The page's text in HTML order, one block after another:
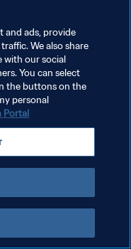
سياسة الخصوصية
إدارة تفضيلات ملفات تعريف
and ads, provide
We also share
with our social
You can select
the buttons on the
personal
Portal